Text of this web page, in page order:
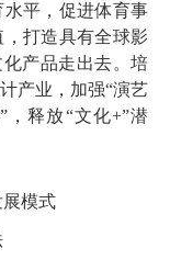
平，促进体育事
打造具有全球影
产品走出去。培
产业，加强“演艺
，释放“文化+”潜
模式